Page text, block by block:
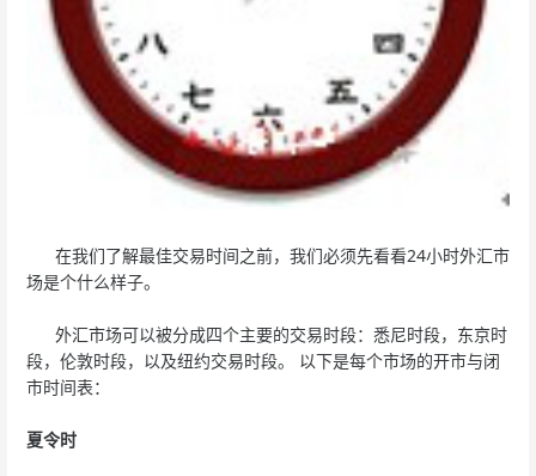
在我们了解最佳交易时间之前，我们必须先看看24小时外汇市
场是个什么样子。
外汇市场可以被分成四个主要的交易时段：悉尼时段，东京时
段，伦敦时段，以及纽约交易时段。 以下是每个市场的开市与闭
市时间表：
夏令时